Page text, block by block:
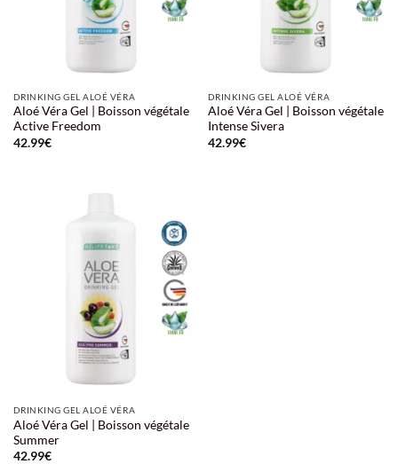
DRINKING GEL ALOÉ VÉRA
Aloé Véra Gel | Boisson végétale
Active Freedom
42.99€
DRINKING GEL ALOÉ VÉRA
Aloé Véra Gel | Boisson végétale
Intense Sivera
42.99€
DRINKING GEL ALOÉ VÉRA
Aloé Véra Gel | Boisson végétale
Summer
42.99€